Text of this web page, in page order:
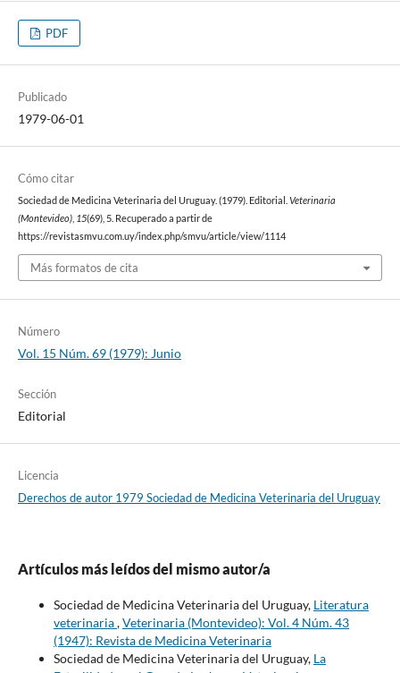
PDF
Publicado
1979-06-01
Cómo citar
Sociedad de Medicina Veterinaria del Uruguay. (1979). Editorial. Veterinaria
(Montevideo), 15(69), 5. Recuperado a partir de
https://revistasmvu.com.uy/index.php/smvu/article/view/1114
Más formatos de cita
Número
Vol. 15 Núm. 69 (1979): Junio
Sección
Editorial
Licencia
Derechos de autor 1979 Sociedad de Medicina Veterinaria del Uruguay
Artículos más leídos del mismo autor/a
Sociedad de Medicina Veterinaria del Uruguay, Literatura
veterinaria,Veterinaria (Montevideo): Vol. 4 Núm. 43
(1947): Revista de Medicina Veterinaria
Sociedad de Medicina Veterinaria del Uruguay, La